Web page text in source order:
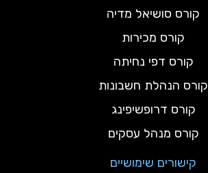
קורס סושיאל מדיה
קורס מכירות
קורס דפי נחיתה
קורס הנהלת חשבונות
קורס דרופשיפינג
קורס מנהל עסקים
קישורים שימושיים